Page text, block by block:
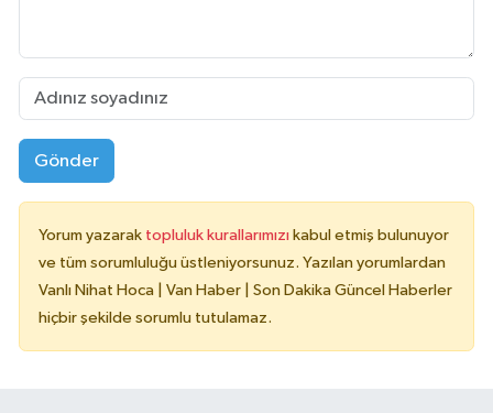
Gönder
Yorum yazarak topluluk kurallarımızı kabul etmiş bulunuyor
ve tüm sorumluluğu üstleniyorsunuz. Yazılan yorumlardan
Vanlı Nihat Hoca | Van Haber | Son Dakika Güncel Haberler
hiçbir şekilde sorumlu tutulamaz.